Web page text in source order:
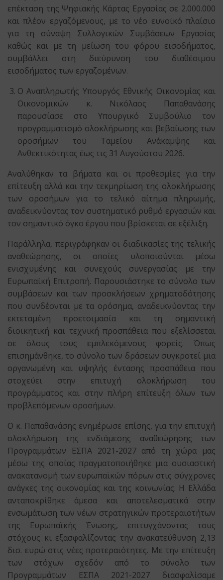
επέκταση της Ψηφιακής Κάρτας Εργασίας σε 2.000.000
και πλέον εργαζόμενους, με το νέο ευνοϊκό πλαίσιο
για τη σύναψη Συλλογικών Συμβάσεων Εργασίας
καθώς και με τη μείωση του φόρου εισοδήματος,
συμβάλλει στη διεύρυνση του διαθέσιμου
εισοδήματος των εργαζομένων.
Ο Αναπληρωτής Υπουργός Εθνικής Οικονομίας και
Οικονομικών κ. Νικόλαος Παπαθανάσης
παρουσίασε στο Υπουργικό Συμβούλιο τον
προγραμματισμό ολοκλήρωσης και βεβαίωσης των
οροσήμων του Ταμείου Ανάκαμψης και
Ανθεκτικότητας έως τις 31 Αυγούστου 2026.
Αναλύθηκαν τα βήματα και οι προθεσμίες για την
επίτευξη αλλά και την τεκμηρίωση της ολοκλήρωσης
των οροσήμων για το τελικό αίτημα πληρωμής,
αναδεικνύοντας τον συστηματικό ρυθμό εργασιών και
τον σημαντικό όγκο έργου που βρίσκεται σε εξέλιξη.
Παράλληλα, περιγράφηκαν οι διαδικασίες της τελικής
αναθεώρησης, οι οποίες υλοποιούνται μέσω
ενισχυμένης και συνεχούς συνεργασίας με την
Ευρωπαϊκή Επιτροπή. Παρουσιάστηκε το σύνολο των
συμβάσεων και των προσκλήσεων χρηματοδότησης
που συνδέονται με τα ορόσημα, αναδεικνύοντας την
εκτεταμένη προετοιμασία και τη σημαντική
διοικητική και τεχνική προσπάθεια που εξελίσσεται
σε όλους τους εμπλεκόμενους φορείς. Όπως
επισημάνθηκε, το σύνολο των δράσεων συγκροτεί μια
οργανωμένη και υψηλής έντασης προσπάθεια που
στοχεύει στην επιτυχή ολοκλήρωση του
προγράμματος και στην πλήρη επίτευξη όλων των
προβλεπόμενων οροσήμων.
Ο κ. Παπαθανάσης ενημέρωσε επίσης, για την επιτυχή
ολοκλήρωση της ενδιάμεσης αναθεώρησης των
Προγραμμάτων ΕΣΠΑ 2021-2027 από τη χώρα μας
μέσω της οποίας πραγματοποιήθηκε μια ουσιαστική
ανακατανομή των ευρωπαϊκών πόρων στις σύγχρονες
ανάγκες της οικονομίας και της κοινωνίας. Η Ελλάδα
ανταποκρίθηκε άμεσα και αποτελεσματικά στην
ενσωμάτωση των νέων στρατηγικών προτεραιοτήτων
της Ευρωπαϊκής Ένωσης, επιτυγχάνοντας τους
στόχους κι εξασφαλίζοντας την ανακατεύθυνση 2,13
δισ. ευρώ στις νέες προτεραιότητες. Με την επίτευξη
των στόχων σχεδόν από το σύνολο των
Προγραμμάτων ΕΣΠΑ 2021-2027 διασφαλίσαμε